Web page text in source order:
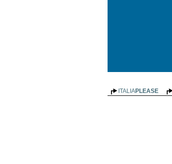
ITALIAPLEASE